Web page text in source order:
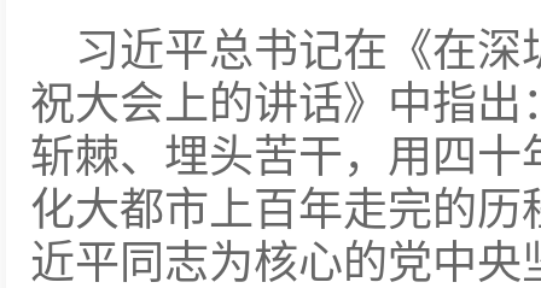
习近平总书记在《在
祝大会上的讲话》中指出
斩棘、埋头苦干，用四
化大都市上百年走完的历
近平同志为核心的党中